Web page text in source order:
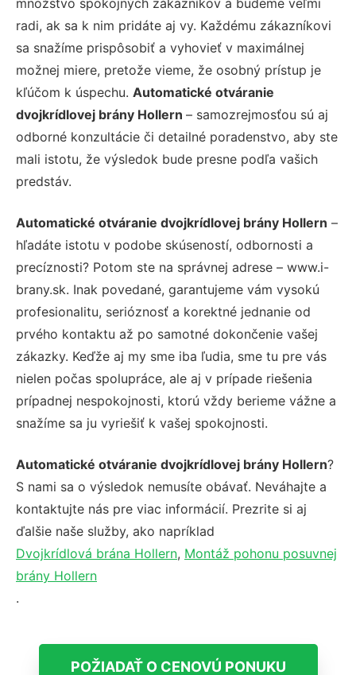
radi, ak sa k nim pridáte aj vy. Každému zákazníkovi
sa snažíme prispôsobiť a vyhovieť v maximálnej
možnej miere, pretože vieme, že osobný prístup je
kľúčom k úspechu. Automatické otváranie
dvojkrídlovej brány Hollern – samozrejmosťou sú aj
odborné konzultácie či detailné poradenstvo, aby ste
mali istotu, že výsledok bude presne podľa vašich
predstáv.
Automatické otváranie dvojkrídlovej brány Hollern –
hľadáte istotu v podobe skúseností, odbornosti a
precíznosti? Potom ste na správnej adrese – www.i-
brany.sk. Inak povedané, garantujeme vám vysokú
profesionalitu, serióznosť a korektné jednanie od
prvého kontaktu až po samotné dokončenie vašej
zákazky. Keďže aj my sme iba ľudia, sme tu pre vás
nielen počas spolupráce, ale aj v prípade riešenia
prípadnej nespokojnosti, ktorú vždy berieme vážne a
snažíme sa ju vyriešiť k vašej spokojnosti.
Automatické otváranie dvojkrídlovej brány Hollern?
S nami sa o výsledok nemusíte obávať. Neváhajte a
kontaktujte nás pre viac informácií. Prezrite si aj
ďalšie naše služby, ako napríklad
Dvojkrídlová brána Hollern, Montáž pohonu posuvnej
brány Hollern
.
POŽIADAŤ O CENOVÚ PONUKU